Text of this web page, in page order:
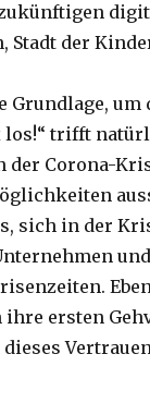
Stadt der
um
trifft
der Corona-
sich in der
ersten